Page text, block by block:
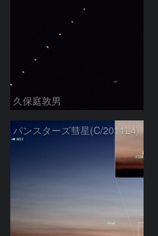
久保庭敦男
パンスターズ彗星(C/2011L4)